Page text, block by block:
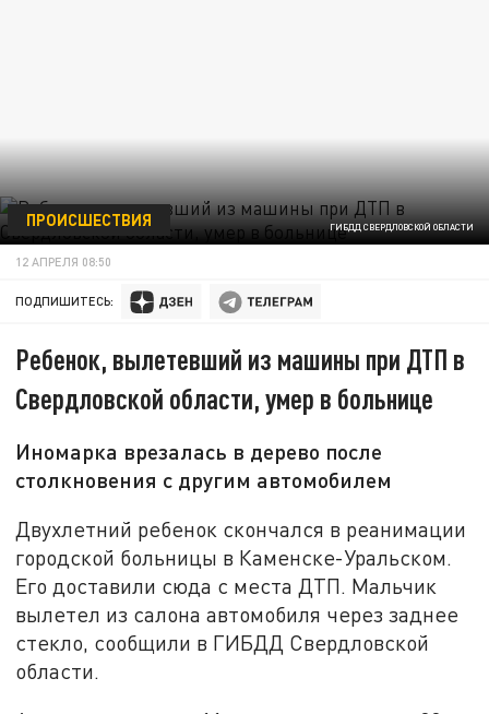
ГИБДД СВЕРДЛОВСКОЙ ОБЛАСТИ
ПРОИСШЕСТВИЯ
12 АПРЕЛЯ 08:50
ПОДПИШИТЕСЬ:
Ребенок, вылетевший из машины при ДТП в
Свердловской области, умер в больнице
Иномарка врезалась в дерево после
столкновения с другим автомобилем
Двухлетний ребенок скончался в реанимации
городской больницы в Каменске-Уральском.
Его доставили сюда с места ДТП. Мальчик
вылетел из салона автомобиля через заднее
стекло, сообщили в ГИБДД Свердловской
области.